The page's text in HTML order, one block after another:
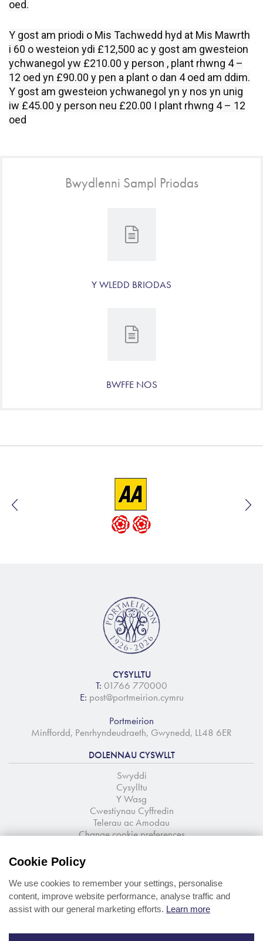
oed.
Y gost am priodi o Mis Tachwedd hyd at Mis Mawrth
i 60 o westeion ydi £12,500 ac y gost am gwesteion
ychwanegol yw £210.00 y person , plant rhwng 4 –
12 oed yn £90.00 y pen a plant o dan 4 oed am ddim.
Y gost am gwesteion ychwanegol yn y nos yn unig
iw £45.00 y person neu £20.00 I plant rhwng 4 – 12
oed
Bwydlenni Sampl Priodas
Y WLEDD BRIODAS
BWFFE NOS
CYSYLLTU
T: 01766 770000
E: post@portmeirion.cymru
Portmeirion
Minffordd, Penrhyndeudraeth, Gwynedd, LL48 6ER
DOLENNAU CYSWLLT
Swyddi
Cysylltu
Y Wasg
Cwestiynau Cyffredin
Telerau ac Amodau
Change cookie preferences
TANYSGRIFIO I'R CYLCHLYTHYR
Newyddion a chynigion o lygad y ffynnon
Cookie Policy
We use cookies to remember your settings, personalise
content, improve website performance, analyse traffic and
assist with our general marketing efforts. Learn more